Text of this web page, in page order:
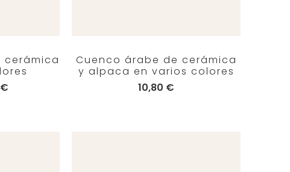
cerámica
Cuenco árabe de cerámica
y alpaca en varios colores
10,80 €